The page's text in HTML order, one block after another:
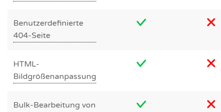
Benutzerdefinierte
404-Seite
HTML-
Bildgrößenanpassung
Bulk-Bearbeitung von